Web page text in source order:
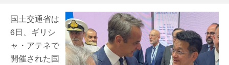
国土交通省は
6日、ギリシ
ャ・アテネで
開催された国